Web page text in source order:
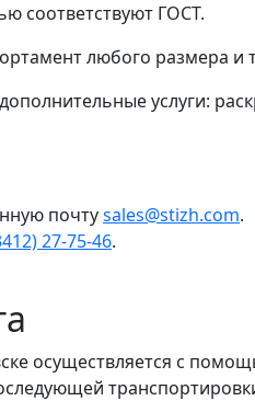
соответствуют ГОСТ.
любого размера
услуги:
почтуsales@stizh.com.
27-75-46.
осуществляется с